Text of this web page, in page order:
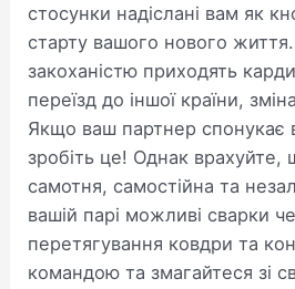
стосунки надіслані вам як
старту вашого нового
закоханістю приходять
переїзд до іншої країни,
Якщо ваш партнер спонукає
зробіть це! Однак
самотня, самостійна та
вашій парі можливі сварки
перетягування ковдри та
командою та змагайтеся зі